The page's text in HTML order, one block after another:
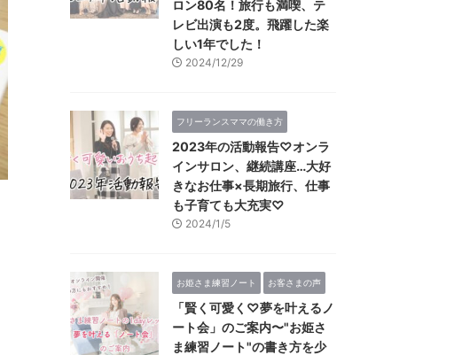
ロン80名！旅行も満喫、テ
レビ出演も2度。飛躍した楽
しい1年でした！
2024/12/29
フリーランスママの働き方
2023年の活動報告♡オンラ
インサロン、継続講座…大好
きなお仕事×長期旅行、仕事
も子育ても大充実♡
2024/1/5
お姫さま練習ノート お客さまの声
「賢く可愛く♡夢を叶えるノ
ート会」のご案内〜"お姫さ
ま練習ノート"の書き方を少